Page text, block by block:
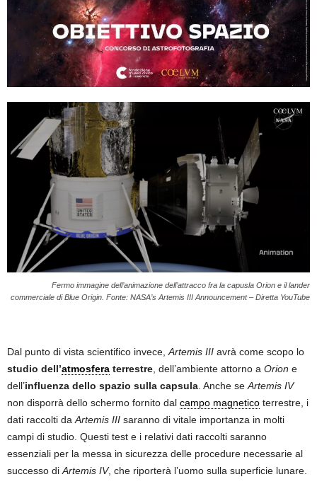
Fermo immagine dell’animazione dell’attracco fra la capusla Orion e il lander
commerciale di Blue Origin. Fonte: NASA’s Artemis III Announcement – Diretta YouTube
Dal punto di vista scientifico invece, Artemis III avrà come scopo lo
studio dell’atmosfera terrestre , dell’ambiente attorno a Orion e
dell’influenza dello spazio sulla capsula . Anche se Artemis IV
non disporrà dello schermo fornito dal campo magnetico terrestre, i
dati raccolti da Artemis III saranno di vitale importanza in molti
campi di studio. Questi test e i relativi dati raccolti saranno
essenziali per la messa in sicurezza delle procedure necessarie al
successo di Artemis IV, che riporterà l’uomo sulla superficie lunare.